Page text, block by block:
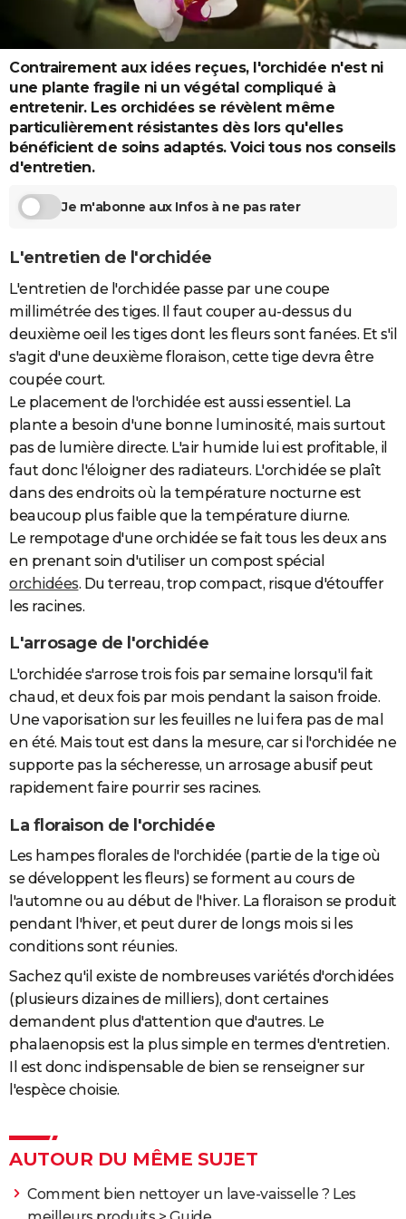
Voyage nature
Voyage de noces
GUIDES D'ACHAT
BONS PLANS
CARTE DE VOEUX
Carte de Noël
Carte Bonne année
Carte Saint-Valentin
Carte Pâques
Carte d'anniversaire
DICTIONNAIRE
Dictionnaire
Biographies
Citations
Expressions
Proverbes
PROGRAMME TV
AVIS DE DÉCÈS
FORUM
Bricolage
Lifestyle
Culture
Sport
Auto
Television
Voyage
Cinema
Contrairement aux idées reçues, l'orchidée n'est ni
une plante fragile ni un végétal compliqué à
entretenir. Les orchidées se révèlent même
particulièrement résistantes dès lors qu'elles
bénéficient de soins adaptés. Voici tous nos conseils
d'entretien.
Je m'abonne aux Infos à ne pas rater
L'entretien de l'orchidée
L'entretien de l'orchidée passe par une coupe
millimétrée des tiges. Il faut couper au-dessus du
deuxième oeil les tiges dont les fleurs sont fanées. Et s'il
s'agit d'une deuxième floraison, cette tige devra être
coupée court.
Le placement de l'orchidée est aussi essentiel. La
plante a besoin d'une bonne luminosité, mais surtout
pas de lumière directe. L'air humide lui est profitable, il
faut donc l'éloigner des radiateurs. L'orchidée se plaît
dans des endroits où la température nocturne est
beaucoup plus faible que la température diurne.
Le rempotage d'une orchidée se fait tous les deux ans
en prenant soin d'utiliser un compost spécial
orchidées. Du terreau, trop compact, risque d'étouffer
les racines.
L'arrosage de l'orchidée
L'orchidée s'arrose trois fois par semaine lorsqu'il fait
chaud, et deux fois par mois pendant la saison froide.
Une vaporisation sur les feuilles ne lui fera pas de mal
en été. Mais tout est dans la mesure, car si l'orchidée ne
supporte pas la sécheresse, un arrosage abusif peut
rapidement faire pourrir ses racines.
La floraison de l'orchidée
Les hampes florales de l'orchidée (partie de la tige où
se développent les fleurs) se forment au cours de
l'automne ou au début de l'hiver. La floraison se produit
pendant l'hiver, et peut durer de longs mois si les
conditions sont réunies.
Sachez qu'il existe de nombreuses variétés d'orchidées
(plusieurs dizaines de milliers), dont certaines
demandent plus d'attention que d'autres. Le
phalaenopsis est la plus simple en termes d'entretien.
Il est donc indispensable de bien se renseigner sur
l'espèce choisie.
AUTOUR DU MÊME SUJET
Comment bien nettoyer un lave-vaisselle ? Les